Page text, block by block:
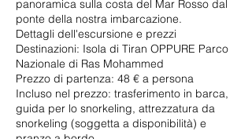
panoramica sulla costa del Mar Rosso dal
ponte della nostra imbarcazione.
Dettagli dell'escursione e prezzi
Destinazioni: Isola di Tiran OPPURE Parco
Nazionale di Ras Mohammed
Prezzo di partenza: 48 € a persona
Incluso nel prezzo: trasferimento in barca,
guida per lo snorkeling, attrezzatura da
snorkeling (soggetta a disponibilità) e